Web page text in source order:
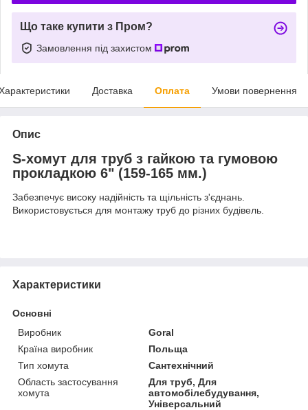
Що таке купити з Пром?
Замовлення під захистом
Доставка Оплата Умови повернення
Опис
S-хомут для труб з гайкою та гумовою
прокладкою 6" (159-165 мм.)
Забезпечує високу надійність та щільність з'єднань.
Використовується для монтажу труб до різних будівель.
Характеристики
Основні
Виробник
Goral
Країна виробник
Польща
Тип хомута
Сантехнічний
Область застосування
хомута
Для труб, Для
автомобілебудування,
Універсальний